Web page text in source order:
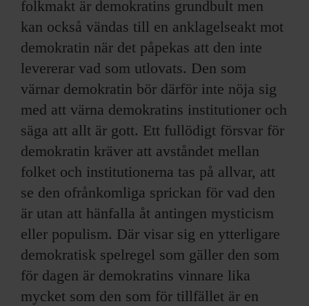
folkmakt är demokratins grundbult men
kan också vändas till en anklagelseakt mot
demokratin när det påpekas att den inte
levererar vad som utlovats. Den som
värnar demokratin bör därför inte nöja sig
med att värna demokratins institutioner och
säga att allt är gott. Ett fullödigt försvar för
demokratin kräver att avståndet mellan
folket och institutionerna tas på allvar, att
se den ofrånkomliga sprickan för vad den
är utan att hänfalla åt antingen mysticism
eller populism. Där visar sig en ytterligare
demokratisk spelregel som gäller den som
för dagen är demokratins vinnare lika
mycket som den som för tillfället är en